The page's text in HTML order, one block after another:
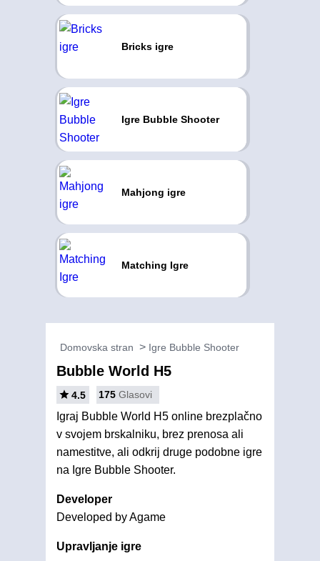
Bricks igre
Igre Bubble Shooter
Mahjong igre
Matching Igre
Domovska stran Igre Bubble Shooter
Bubble World H5
4.5 175 Glasovi
Igraj Bubble World H5 online brezplačno
v svojem brskalniku, brez prenosa ali
namestitve, ali odkrij druge podobne igre
na Igre Bubble Shooter.
Developer
Developed by Agame
Upravljanje igre